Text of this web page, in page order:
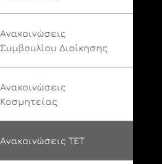
Ανακοινώσεις
Συμβουλίου Διοίκησης
Ανακοινώσεις
Κοσμητείας
Ανακοινώσεις ΤΕΤ